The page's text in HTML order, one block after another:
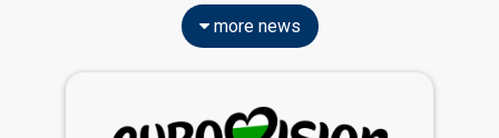
more news